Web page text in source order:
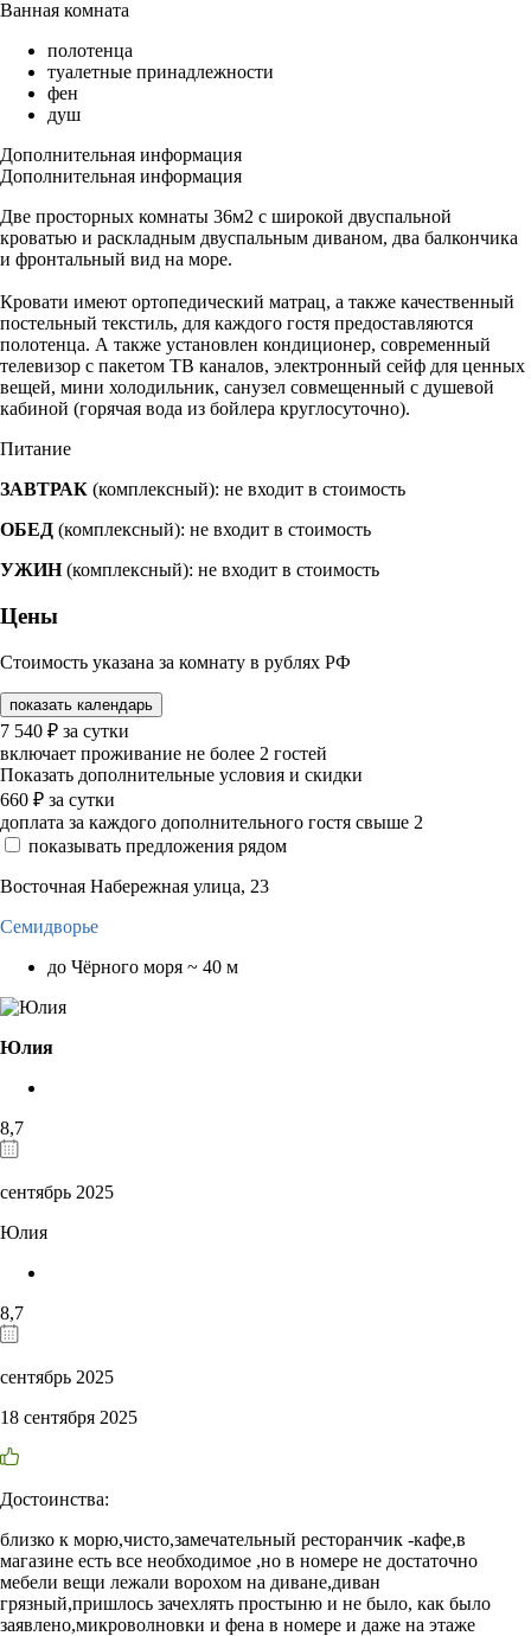
Ванная комната
полотенца
туалетные принадлежности
фен
душ
Дополнительная информация
Дополнительная информация
Две просторных комнаты 36м2 с широкой двуспальной
кроватью и раскладным двуспальным диваном, два балкончика
и фронтальный вид на море.
Кровати имеют ортопедический матрац, а также качественный
постельный текстиль, для каждого гостя предоставляются
полотенца. А также установлен кондиционер, современный
телевизор с пакетом ТВ каналов, электронный сейф для ценных
вещей, мини холодильник, санузел совмещенный с душевой
кабиной (горячая вода из бойлера круглосуточно).
Питание
ЗАВТРАК (комплексный): не входит в стоимость
ОБЕД (комплексный): не входит в стоимость
УЖИН(комплексный): не входит в стоимость
Цены
Стоимость указана за комнату в рублях РФ
показать календарь
7 540 ₽ за сутки
включает проживание не более 2 гостей
Показать дополнительные условия и скидки
660 ₽ за сутки
доплата за каждого дополнительного гостя свыше 2
показывать предложения рядом
Восточная Набережная улица, 23
Семидворье
до Чёрного моря ~ 40 м
Юлия
8,7
сентябрь 2025
Юлия
8,7
сентябрь 2025
18 сентября 2025
Достоинства:
близко к морю,чисто,замечательный ресторанчик -кафе,в
магазине есть все необходимое ,но в номере не достаточно
мебели вещи лежали ворохом на диване,диван
грязный,пришлось зачехлять простыню и не было, как было
заявлено,микроволновки и фена в номере и даже на этаже